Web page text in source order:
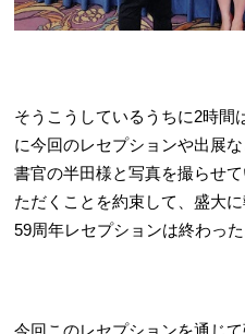
そうこうしているうちに2時間
に今回のレセプションや出展
書官の半田様と写真を撮らせ
ただくことを約束して、盛大
59周年レセプションは終わった